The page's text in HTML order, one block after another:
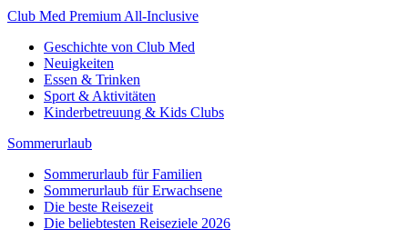
Club Med Premium All-Inclusive
Geschichte von Club Med
Neuigkeiten
Essen & Trinken
Sport & Aktivitäten
Kinderbetreuung & Kids Clubs
Sommerurlaub
Sommerurlaub für Familien
Sommerurlaub für Erwachsene
Die beste Reisezeit
Die beliebtesten Reiseziele 2026